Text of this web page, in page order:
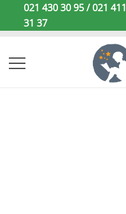
021 430 30 95 / 021 411
31 37